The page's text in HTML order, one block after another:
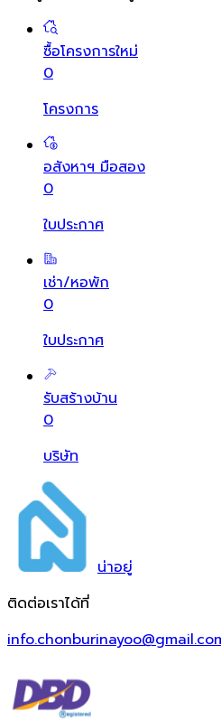
ซื้อโครงการใหม่
0
โครงการ
อสังหาฯ มือสอง
0
ใบประกาศ
เช่า/หอพัก
0
ใบประกาศ
รับสร้างบ้าน
0
บริษัท
น่าอยู่
ติดต่อเราได้ที่